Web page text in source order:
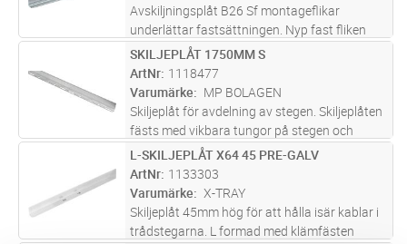
Avskiljningsplåt B26 Sf montageflikar
underlättar fastsättningen. Nyp fast fliken
runt bottentråden.
ST Lägg i kundvagn
SKILJEPLÅT 1750MM S
ArtNr 1118477
Varumärke
MP BOLAGEN
Skiljeplåt för avdelning av stegen. Skiljeplåten
fästs med vikbara tungor på stegen och
skarvas genom överlappning.
ST Lägg i kundvagn
L-SKILJEPLÅT X64 45 PRE-GALV
ArtNr 1133303
Varumärke
X-TRAY
Skiljeplåt 45mm hög för att hålla isär kablar i
trådstegarna. L formad med klämfästen